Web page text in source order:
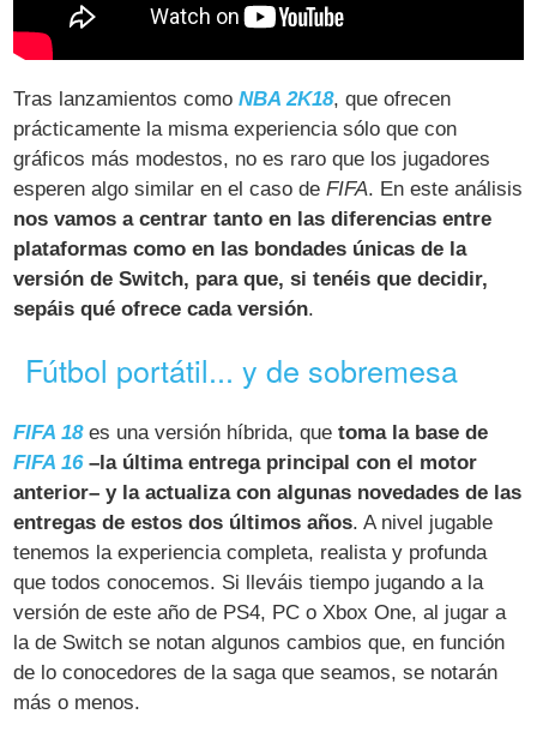
Tras lanzamientos comoNBA 2K18, que ofrecen
prácticamente la misma experiencia sólo que con
gráficos más modestos, no es raro que los jugadores
esperen algo similar en el caso deFIFA. En este análisis
nos vamos a centrar tanto en las diferencias entre
plataformas como en las bondades únicas de la
versión de Switch, para que, si tenéis que decidir,
sepáis qué ofrece cada versión.
Fútbol portátil... y de sobremesa
FIFA 18es una versión híbrida, quetoma la base de
FIFA 16–la última entrega principal con el motor
anterior– y la actualiza con algunas novedades de las
entregas de estos dos últimos años. A nivel jugable
tenemos la experiencia completa, realista y profunda
que todos conocemos. Si lleváis tiempo jugando a la
versión de este año de PS4, PC o Xbox One, al jugar a
la de Switch se notan algunos cambios que, en función
de lo conocedores de la saga que seamos, se notarán
más o menos.